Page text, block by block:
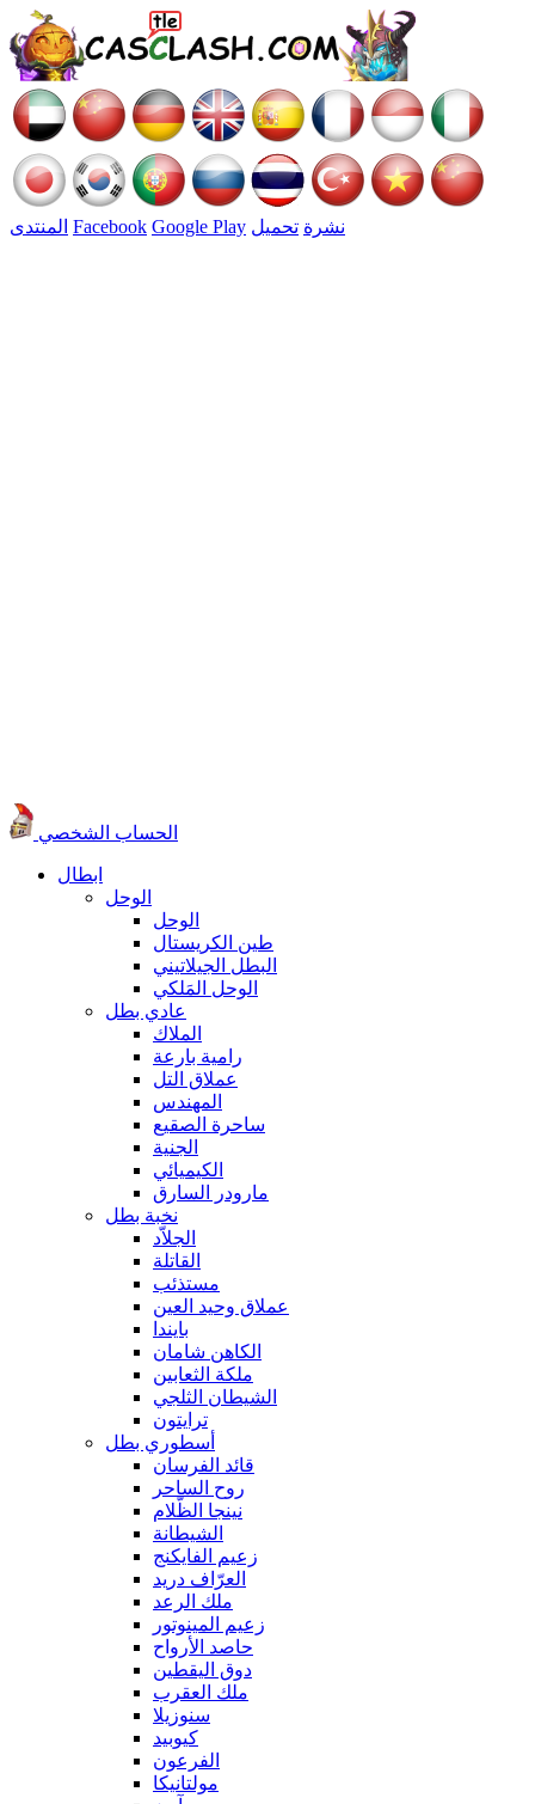
المنتدى Facebook Google Play نشرة تحميل
الحساب الشخصي
ابطال
الوحل
الوحل
طين الكريستال
البطل الجيلاتيني
الوحل المَلكي
عادي بطل
الملاك
رامية بارعة
عملاق التل
المهندس
ساحرة الصقيع
الجنية
الكيميائي
مارودر السارق
نخبة بطل
الجلاّد
القاتلة
مستذئب
عملاق وحيد العين
بايندا
الكاهن شامان
ملكة الثعابين
الشيطان الثلجي
ترايتون
أسطوري بطل
قائد الفرسان
روح الساحر
نينجا الظّلام
الشيطانة
زعيم الفايكنج
العرّاف دريد
ملك الرعد
زعيم المينوتور
حاصد الأرواح
دوق اليقطين
ملك العقرب
سنوزيلا
كيوبيد
الفرعون
مولتانيكا